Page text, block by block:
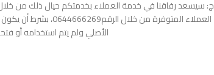
ج: سيسعد رفاقنا في خدمة العملاء بخدمتكم حيال ذلك من
العملاء المتوفرة من خلال
الأصلي ولم يتم استخدامه أو